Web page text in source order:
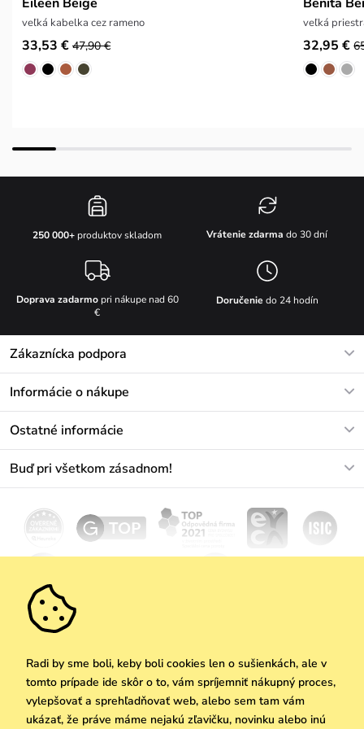
veľká kabelka cez rameno
33,53 € 47,90 €
veľká
32,95 €
250 000+ produktov skladom Vrátenie zdarma do 30 dní
Doprava zadarmopri nákupe nad 60
€
Doručenie do 24 hodín
Zákaznícka podpora
info@vuch.sk
Informácie o nákupe
Materiály a údržba
Vrátenie a reklamácia
Ostatné informácie
Darčekové poukazy
Velkoobchod
We Care
Vuchlook
Predajne
Buď pri všetkom zásadnom!
Odoberať
Radi by sme boli, keby boli cookies len o sušienkách, ale v
tomto prípade ide skôr o to, vám spríjemniť nákupný proces,
vylepšovať a sprehľadňovať web, alebo sem tam vám
ukázať, že práve máme nejakú zľavičku, novinku alebo inú